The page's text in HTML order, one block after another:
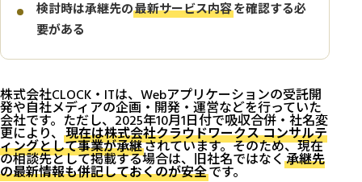
検討時は承継先の最新サービス内容を確認する必
要がある
株式会社CLOCK・ITは、Webアプリケーションの受託開
発や自社メディアの企画・開発・運営などを行っていた
会社です。ただし、2025年10月1日付で吸収合併・社名変
更により、 現在は株式会社クラウドワークス コンサルテ
ィングとして事業が承継されています。そのため、現在
の相談先として掲載する場合は、旧社名ではなく 承継先
の最新情報も併記しておくのが安全です。